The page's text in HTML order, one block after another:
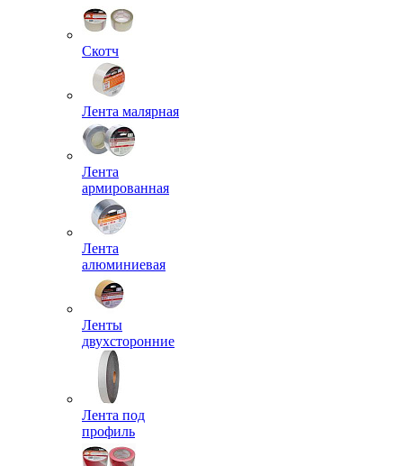
Скотч
Лента малярная
Лента
армированная
Лента
алюминиевая
Ленты
двухсторонние
Лента под
профиль